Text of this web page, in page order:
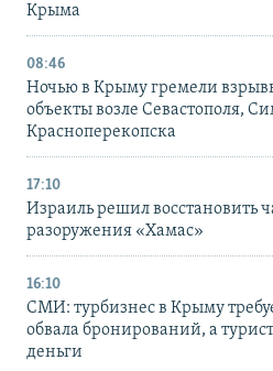
Крыма
08:46
Ночью в Крыму гремели
объекты возле Севастополя,
Красноперекопска
17:10
Израиль решил восстановить
разоружения «Хамас»
16:10
СМИ: турбизнес в Крыму
обвала бронирований, а
деньги